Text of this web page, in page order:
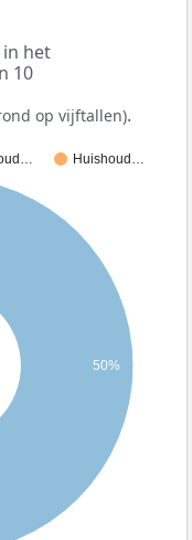
het
10
op vijftallen).
Huishoud…
50%